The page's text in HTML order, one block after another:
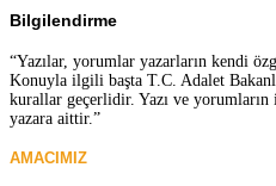
Bilgilendirme
“Yazılar, yorumlar yazarların kendi
Konuyla ilgili başta T.C. Adalet
kurallar geçerlidir. Yazı ve
yazara aittir.”
AMACIMIZ